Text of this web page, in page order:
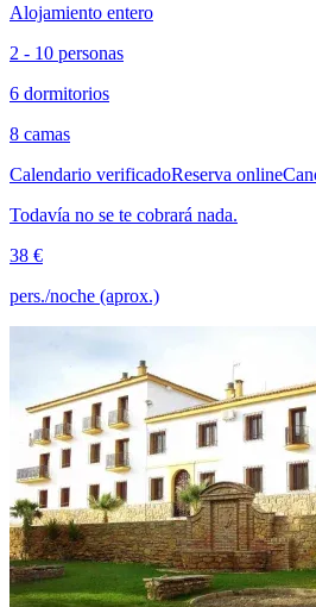
Alojamiento entero
2 - 10 personas
6 dormitorios
8 camas
Calendario verificadoReserva online
Todavía no se te cobrará nada.
38 €
pers./noche (aprox.)